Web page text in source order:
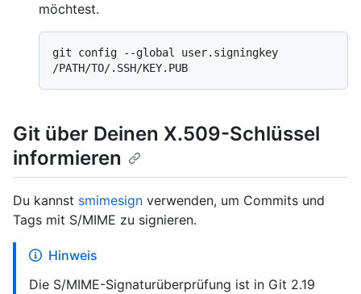
möchtest.
git config --global user.signingkey
Git über Deinen X.509-Schlüssel
informieren
Du kannst smimesign verwenden, um Commits und
Tags mit S/MIME zu signieren.
Hinweis
Die S/MIME-Signaturüberprüfung ist in Git 2.19